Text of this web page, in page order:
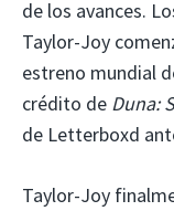
de los avances.
Taylor-Joy
estreno mundial
crédito de Duna:
de Letterboxd
Taylor-Joy